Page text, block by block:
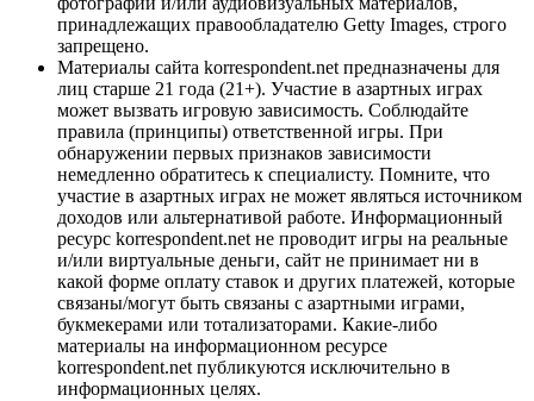
принадлежащих правообладателю Getty Images, строго
запрещено.
Материалы сайта korrespondent.net предназначены для
лиц старше 21 года (21+). Участие в азартных играх
может вызвать игровую зависимость. Соблюдайте
правила (принципы) ответственной игры. При
обнаружении первых признаков зависимости
немедленно обратитесь к специалисту. Помните, что
участие в азартных играх не может являться источником
доходов или альтернативой работе. Информационный
ресурс korrespondent.net не проводит игры на реальные
и/или виртуальные деньги, сайт не принимает ни в
какой форме оплату ставок и других платежей, которые
связаны/могут быть связаны с азартными играми,
букмекерами или тотализаторами. Какие-либо
материалы на информационном ресурсе
korrespondent.net публикуются исключительно в
информационных целях.